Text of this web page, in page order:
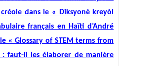
dans le « Diksyonè kreyòl
français en Haïti d’André
« Glossary of STEM terms from
: faut-il les élaborer de manière